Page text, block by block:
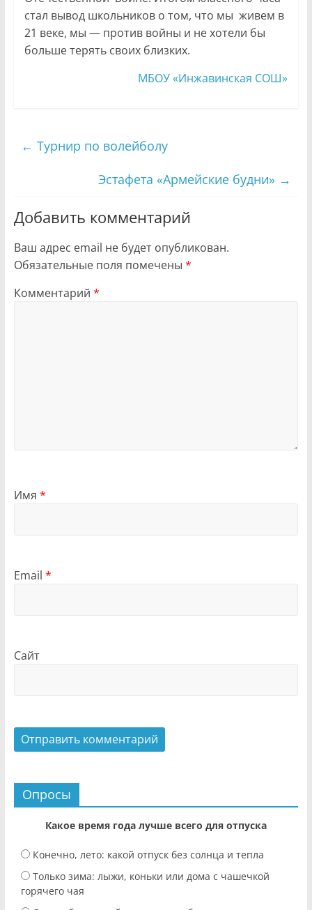
стал вывод школьников о том, что мы живем в
21 веке, мы — против войны и не хотели бы
больше терять своих близких.
МБОУ «Инжавинская СОШ»
← Турнир по волейболу
Эстафета «Армейские будни» →
Добавить комментарий
Ваш адрес email не будет опубликован.
Обязательные поля помечены *
Комментарий *
Имя *
Email *
Сайт
Опросы
Какое время года лучше всего для отпуска
Конечно, лето: какой отпуск без солнца и тепла
Только зима: лыжи, коньки или дома с чашечкой
горячего чая